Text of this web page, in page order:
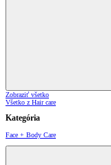
Zobraziť všetko
Všetko z Hair care
Kategória
Face + Body Care